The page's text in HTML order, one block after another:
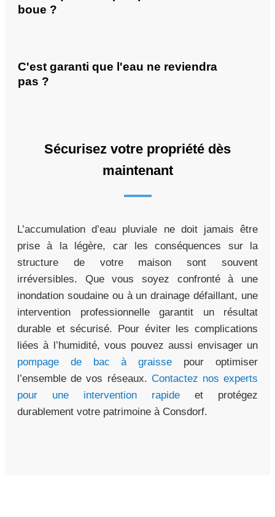
boue ?
C'est garanti que l'eau ne reviendra
pas ?
Sécurisez votre propriété dès
maintenant
L’accumulation d’eau pluviale ne doit jamais être
prise à la légère, car les conséquences sur la
structure de votre maison sont souvent
irréversibles. Que vous soyez confronté à une
inondation soudaine ou à un drainage défaillant, une
intervention professionnelle garantit un résultat
durable et sécurisé. Pour éviter les complications
liées à l’humidité, vous pouvez aussi envisager un
pompage de bac à graisse pour optimiser
l’ensemble de vos réseaux. Contactez nos experts
pour une intervention rapide et protégez
durablement votre patrimoine à Consdorf.